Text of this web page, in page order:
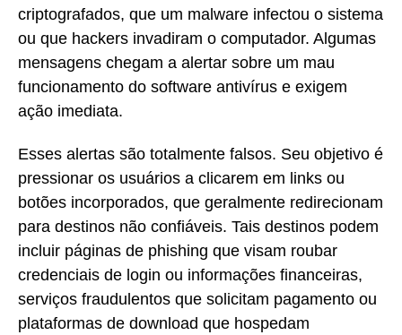
criptografados, que um malware infectou o sistema
ou que hackers invadiram o computador. Algumas
mensagens chegam a alertar sobre um mau
funcionamento do software antivírus e exigem
ação imediata.
Esses alertas são totalmente falsos. Seu objetivo é
pressionar os usuários a clicarem em links ou
botões incorporados, que geralmente redirecionam
para destinos não confiáveis. Tais destinos podem
incluir páginas de phishing que visam roubar
credenciais de login ou informações financeiras,
serviços fraudulentos que solicitam pagamento ou
plataformas de download que hospedam